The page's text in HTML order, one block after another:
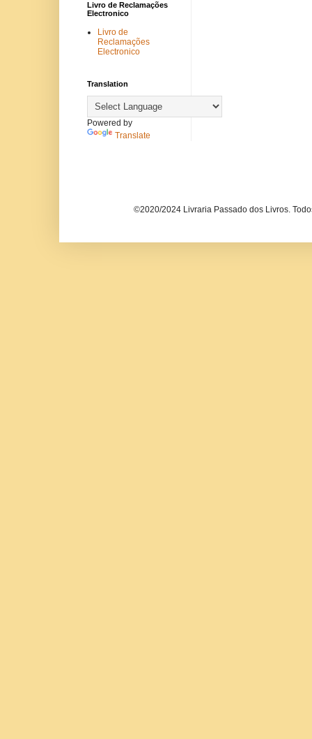
Livro de Reclamações
Electronico
Livro de
Reclamações
Electronico
Translation
Powered by
Translate
©2020/2024 Livraria Passado dos Livros.